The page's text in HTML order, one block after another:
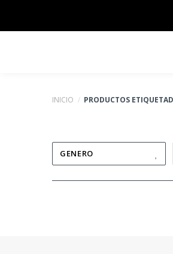
INICIO / PRODUCTOS
GENERO